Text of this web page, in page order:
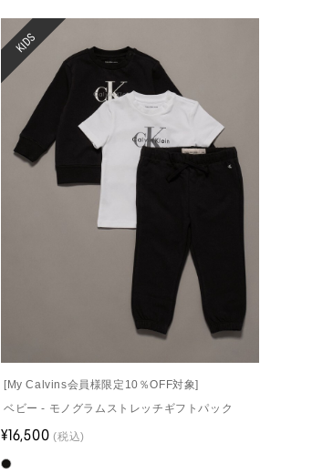
KIDS
[My Calvins会員様限定10％OFF対象]
ベビー - モノグラムストレッチギフトパック
¥16,500(税込)